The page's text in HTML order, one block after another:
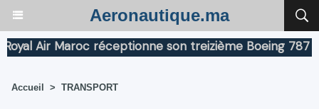
Aeronautique.ma
Air Maroc réceptionne son treizième Boeing 787
Accueil > TRANSPORT